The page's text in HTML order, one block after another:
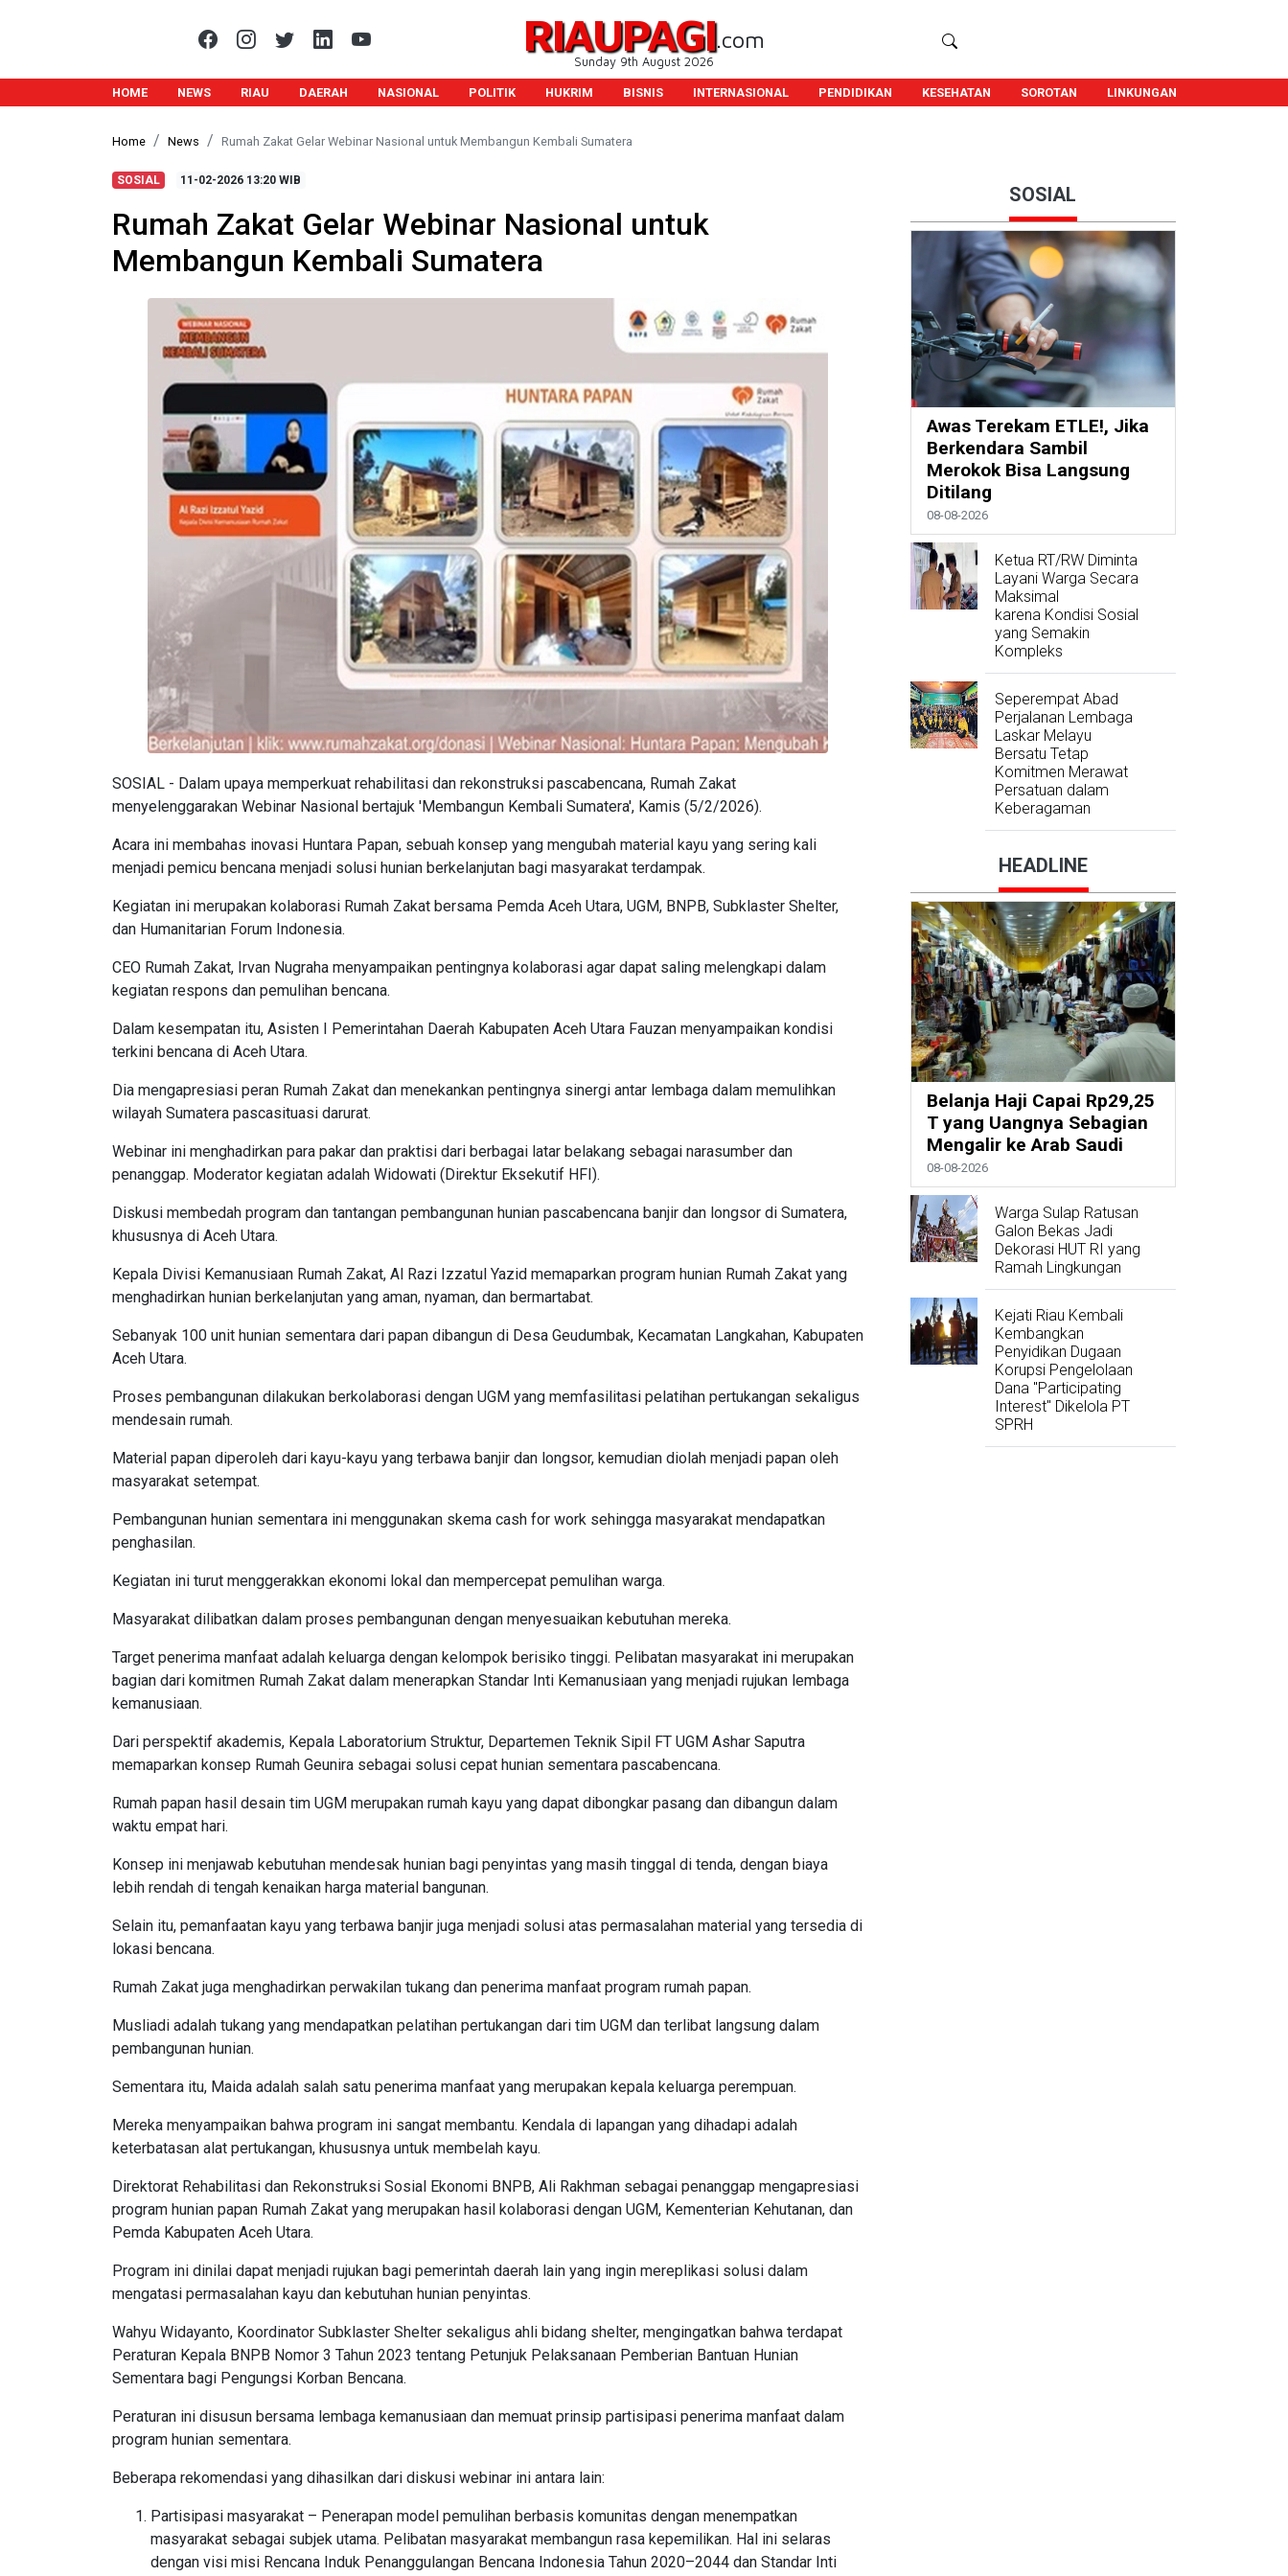
RIAUPAGI.com
Sunday 9th August 2026
HOME NEWS RIAU DAERAH NASIONAL POLITIK HUKRIM BISNIS INTERNASIONAL PENDIDIKAN KESEHATAN SOROTAN LINKUNGAN
Home News Rumah Zakat Gelar Webinar Nasional untuk Membangun Kembali Sumatera
SOSIAL 11-02-2026 13:20 WIB
Rumah Zakat Gelar Webinar Nasional untuk
Membangun Kembali Sumatera
SOSIAL - Dalam upaya memperkuat rehabilitasi dan rekonstruksi pascabencana, Rumah Zakat
menyelenggarakan Webinar Nasional bertajuk 'Membangun Kembali Sumatera', Kamis (5/2/2026).
Acara ini membahas inovasi Huntara Papan, sebuah konsep yang mengubah material kayu yang sering kali
menjadi pemicu bencana menjadi solusi hunian berkelanjutan bagi masyarakat terdampak.
Kegiatan ini merupakan kolaborasi Rumah Zakat bersama Pemda Aceh Utara, UGM, BNPB, Subklaster Shelter,
dan Humanitarian Forum Indonesia.
CEO Rumah Zakat, Irvan Nugraha menyampaikan pentingnya kolaborasi agar dapat saling melengkapi dalam
kegiatan respons dan pemulihan bencana.
Dalam kesempatan itu, Asisten I Pemerintahan Daerah Kabupaten Aceh Utara Fauzan menyampaikan kondisi
terkini bencana di Aceh Utara.
Dia mengapresiasi peran Rumah Zakat dan menekankan pentingnya sinergi antar lembaga dalam memulihkan
wilayah Sumatera pascasituasi darurat.
Webinar ini menghadirkan para pakar dan praktisi dari berbagai latar belakang sebagai narasumber dan
penanggap. Moderator kegiatan adalah Widowati (Direktur Eksekutif HFI).
Diskusi membedah program dan tantangan pembangunan hunian pascabencana banjir dan longsor di Sumatera,
khususnya di Aceh Utara.
Kepala Divisi Kemanusiaan Rumah Zakat, Al Razi Izzatul Yazid memaparkan program hunian Rumah Zakat yang
menghadirkan hunian berkelanjutan yang aman, nyaman, dan bermartabat.
Sebanyak 100 unit hunian sementara dari papan dibangun di Desa Geudumbak, Kecamatan Langkahan, Kabupaten
Aceh Utara.
Proses pembangunan dilakukan berkolaborasi dengan UGM yang memfasilitasi pelatihan pertukangan sekaligus
mendesain rumah.
Material papan diperoleh dari kayu-kayu yang terbawa banjir dan longsor, kemudian diolah menjadi papan oleh
masyarakat setempat.
Pembangunan hunian sementara ini menggunakan skema cash for work sehingga masyarakat mendapatkan
penghasilan.
Kegiatan ini turut menggerakkan ekonomi lokal dan mempercepat pemulihan warga.
Masyarakat dilibatkan dalam proses pembangunan dengan menyesuaikan kebutuhan mereka.
Target penerima manfaat adalah keluarga dengan kelompok berisiko tinggi. Pelibatan masyarakat ini merupakan
bagian dari komitmen Rumah Zakat dalam menerapkan Standar Inti Kemanusiaan yang menjadi rujukan lembaga
kemanusiaan.
Dari perspektif akademis, Kepala Laboratorium Struktur, Departemen Teknik Sipil FT UGM Ashar Saputra
memaparkan konsep Rumah Geunira sebagai solusi cepat hunian sementara pascabencana.
Rumah papan hasil desain tim UGM merupakan rumah kayu yang dapat dibongkar pasang dan dibangun dalam
waktu empat hari.
Konsep ini menjawab kebutuhan mendesak hunian bagi penyintas yang masih tinggal di tenda, dengan biaya
lebih rendah di tengah kenaikan harga material bangunan.
Selain itu, pemanfaatan kayu yang terbawa banjir juga menjadi solusi atas permasalahan material yang tersedia di
lokasi bencana.
Rumah Zakat juga menghadirkan perwakilan tukang dan penerima manfaat program rumah papan.
Musliadi adalah tukang yang mendapatkan pelatihan pertukangan dari tim UGM dan terlibat langsung dalam
pembangunan hunian.
Sementara itu, Maida adalah salah satu penerima manfaat yang merupakan kepala keluarga perempuan.
Mereka menyampaikan bahwa program ini sangat membantu. Kendala di lapangan yang dihadapi adalah
keterbatasan alat pertukangan, khususnya untuk membelah kayu.
Direktorat Rehabilitasi dan Rekonstruksi Sosial Ekonomi BNPB, Ali Rakhman sebagai penanggap mengapresiasi
program hunian papan Rumah Zakat yang merupakan hasil kolaborasi dengan UGM, Kementerian Kehutanan, dan
Pemda Kabupaten Aceh Utara.
Program ini dinilai dapat menjadi rujukan bagi pemerintah daerah lain yang ingin mereplikasi solusi dalam
mengatasi permasalahan kayu dan kebutuhan hunian penyintas.
Wahyu Widayanto, Koordinator Subklaster Shelter sekaligus ahli bidang shelter, mengingatkan bahwa terdapat
Peraturan Kepala BNPB Nomor 3 Tahun 2023 tentang Petunjuk Pelaksanaan Pemberian Bantuan Hunian
Sementara bagi Pengungsi Korban Bencana.
Peraturan ini disusun bersama lembaga kemanusiaan dan memuat prinsip partisipasi penerima manfaat dalam
program hunian sementara.
Beberapa rekomendasi yang dihasilkan dari diskusi webinar ini antara lain:
Partisipasi masyarakat – Penerapan model pemulihan berbasis komunitas dengan menempatkan
masyarakat sebagai subjek utama. Pelibatan masyarakat membangun rasa kepemilikan. Hal ini selaras
dengan visi misi Rencana Induk Penanggulangan Bencana Indonesia Tahun 2020–2044 dan Standar Inti
SOSIAL
Awas Terekam ETLE!, Jika
Berkendara Sambil
Merokok Bisa Langsung
Ditilang
08-08-2026
Ketua RT/RW Diminta
Layani Warga Secara
Maksimal
karena Kondisi Sosial
yang Semakin
Kompleks
Seperempat Abad
Perjalanan Lembaga
Laskar Melayu
Bersatu Tetap
Komitmen Merawat
Persatuan dalam
Keberagaman
HEADLINE
Belanja Haji Capai Rp29,25
T yang Uangnya Sebagian
Mengalir ke Arab Saudi
08-08-2026
Warga Sulap Ratusan
Galon Bekas Jadi
Dekorasi HUT RI yang
Ramah Lingkungan
Kejati Riau Kembali
Kembangkan
Penyidikan Dugaan
Korupsi Pengelolaan
Dana "Participating
Interest" Dikelola PT
SPRH